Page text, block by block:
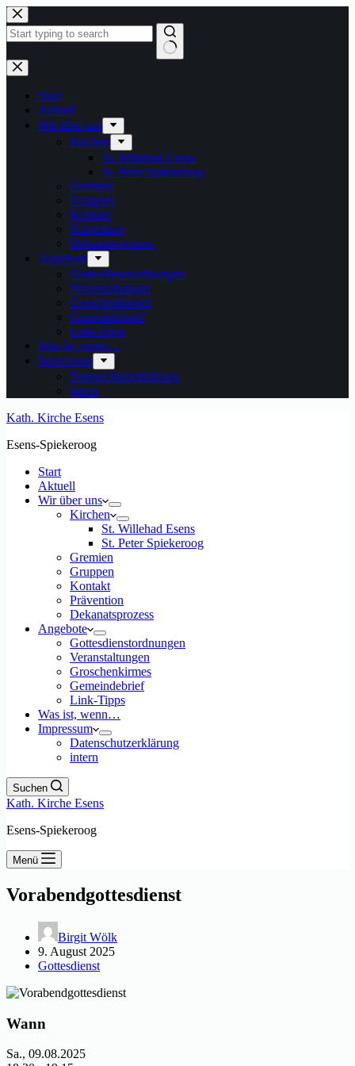
Zum
Inhalt
springen
Keine
Ergebnisse
Start
Aktuell
Wir über uns
Kirchen
St. Willehad Esens
St. Peter Spiekeroog
Gremien
Gruppen
Kontakt
Prävention
Dekanatsprozess
Angebote
Gottesdienstordnungen
Veranstaltungen
Groschenkirmes
Gemeindebrief
Link-Tipps
Was ist, wenn…
Impressum
Datenschutzerklärung
intern
Kath. Kirche Esens
Esens-Spiekeroog
Start
Aktuell
Wir über uns
Kirchen
St. Willehad Esens
St. Peter Spiekeroog
Gremien
Gruppen
Kontakt
Prävention
Dekanatsprozess
Angebote
Gottesdienstordnungen
Veranstaltungen
Groschenkirmes
Gemeindebrief
Link-Tipps
Was ist, wenn…
Impressum
Datenschutzerklärung
intern
Suchen
Kath. Kirche Esens
Esens-Spiekeroog
Menü
Vorabendgottesdienst
Birgit Wölk
9. August 2025
Gottesdienst
Wann
Sa., 09.08.2025